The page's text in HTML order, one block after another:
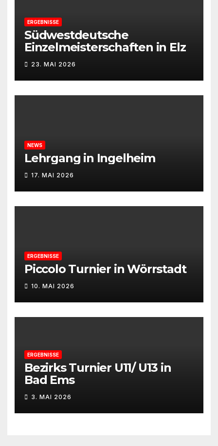
ERGEBNISSE
Südwestdeutsche
Einzelmeisterschaften in Elz
23. MAI 2026
NEWS
Lehrgang in Ingelheim
17. MAI 2026
ERGEBNISSE
Piccolo Turnier in Wörrstadt
10. MAI 2026
ERGEBNISSE
Bezirks Turnier U11/ U13 in
Bad Ems
3. MAI 2026